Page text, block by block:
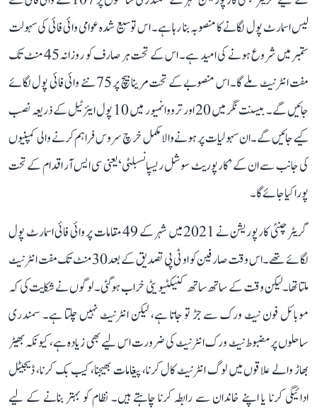
لیس اسمارٹ پول لگانے کا منصوبہ بنا رہا ہے۔ اس توسیع شدہ عوامی وائی فائی کی سہولت
ستمبر میں شروع ہونے کی امید ہے۔ اس کے تحت ہر صارف کو روزانہ 45 منٹ تک
مفت انٹرنیٹ ملے گا۔ اس منصوبے کے تحت مرینا بیچ پر 75 نئے وائی فائی پول لگائے
جائیں گے۔ بیسنت نگر میں 20 اور ترووانمیور میں 10 پول ایئرٹیل کے ذریعہ نصب
کیے جائیں گے۔ ان سہولیات پر ہونے والا مکمل خرچ سروس فراہم کرنے والی کمپنیوں
کی جانب سے ان کے ’کارپوریٹ سوشل ریسپانسبلٹی‘ یعنی سی ایس آر اقدام کے تحت
پورا کیا جائے گا۔
گریٹر چنئی کارپوریشن نے 2021 میں شہر کے 49 مقامات پر وائی فائی اسمارٹ پول
لگائے تھے۔ اس وقت صارفین کو او ٹی پی تصدیق کے بعد 30 منٹ تک مفت انٹرنیٹ
ملتا تھا۔ لیکن وقت کے ساتھ ساتھ کنیکٹیویٹی خراب ہو گئی۔ لوگوں نے شکایت کی کہ
موبائل فون نیٹ ورک سے جڑ تو جاتا ہے، لیکن انٹرنیٹ نہیں چلتا ہے۔ سمندری
ساحلوں پر مضبوط نیٹ ورک انٹرنیٹ کی ضرورت اس لیے بھی زیادہ ہے، کیونکہ بھیڑ
بھاڑ والے علاقوں میں لوگ انٹرنیٹ کال کرنا، پیغامات بھیجنا، کیب بک کرنا، ڈیجیٹل
ادائیگی کرنا یا اپنے خاندان سے رابطہ کرنا چاہتے ہیں۔ نظام کو بہتر بنانے کے لیے